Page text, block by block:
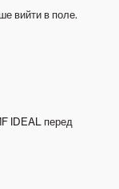
вийти в поле.
IDEAL перед